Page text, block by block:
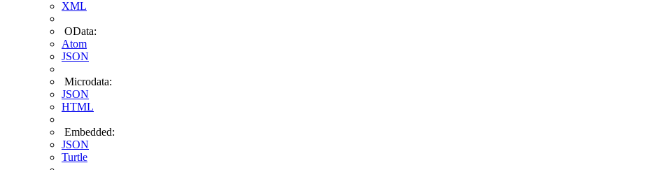
XML
OData:
Atom
JSON
Microdata:
JSON
HTML
Embedded:
JSON
Turtle